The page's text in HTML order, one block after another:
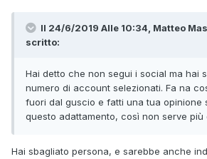
Il 24/6/2019 Alle 10:34, Matteo
scritto:
Hai detto che non segui i social ma hai
numero di account selezionati. Fa na
fuori dal guscio e fatti una tua opinione
questo adattamento, così non serve più
Hai sbagliato persona, e sarebbe anche